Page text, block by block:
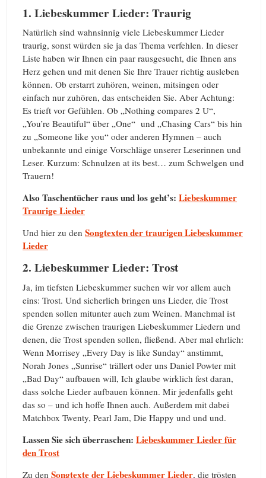
1. Liebeskummer Lieder: Traurig
Natürlich sind wahnsinnig viele Liebeskummer Lieder
traurig, sonst würden sie ja das Thema verfehlen. In dieser
Liste haben wir Ihnen ein paar rausgesucht, die Ihnen ans
Herz gehen und mit denen Sie Ihre Trauer richtig ausleben
können. Ob erstarrt zuhören, weinen, mitsingen oder
einfach nur zuhören, das entscheiden Sie. Aber Achtung:
Es trieft vor Gefühlen. Ob „Nothing compares 2 U“,
„You’re Beautiful“ über „One“ und „Chasing Cars“ bis hin
zu „Someone like you“ oder anderen Hymnen – auch
unbekannte und einige Vorschläge unserer Leserinnen und
Leser. Kurzum: Schnulzen at its best… zum Schwelgen und
Trauern!
Also Taschentücher raus und los geht’s: Liebeskummer
Traurige Lieder
Und hier zu den Songtexten der traurigen Liebeskummer
Lieder
2. Liebeskummer Lieder: Trost
Ja, im tiefsten Liebeskummer suchen wir vor allem auch
eins: Trost. Und sicherlich bringen uns Lieder, die Trost
spenden sollen mitunter auch zum Weinen. Manchmal ist
die Grenze zwischen traurigen Liebeskummer Liedern und
denen, die Trost spenden sollen, fließend. Aber mal ehrlich:
Wenn Morrisey „Every Day is like Sunday“ anstimmt,
Norah Jones „Sunrise“ trällert oder uns Daniel Powter mit
„Bad Day“ aufbauen will, Ich glaube wirklich fest daran,
dass solche Lieder aufbauen können. Mir jedenfalls geht
das so – und ich hoffe Ihnen auch. Außerdem mit dabei
Matchbox Twenty, Pearl Jam, Die Happy und und und.
Lassen Sie sich überraschen: Liebeskummer Lieder für
den Trost
Zu den Songtexte der Liebeskummer Lieder, die trösten